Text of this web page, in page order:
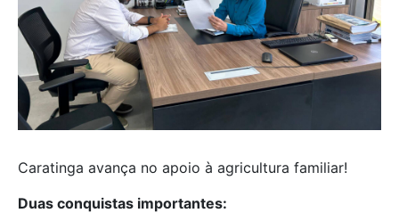
Caratinga avança no apoio à agricultura familiar!
Duas conquistas importantes: